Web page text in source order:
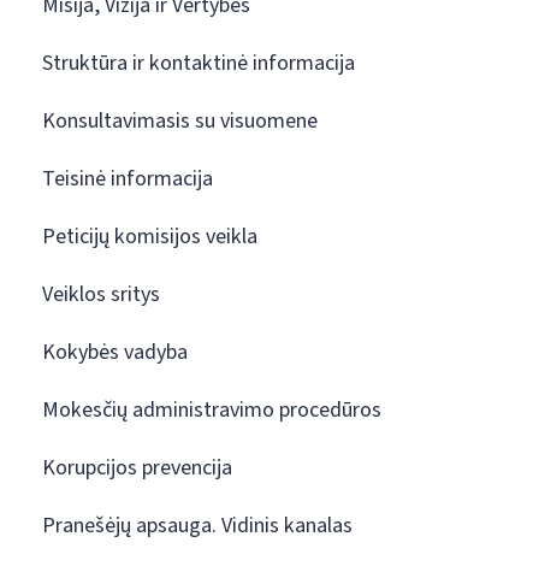
Struktūra ir kontaktinė informacija
Konsultavimasis su visuomene
Teisinė informacija
Peticijų komisijos veikla
Veiklos sritys
Kokybės vadyba
Mokesčių administravimo procedūros
Korupcijos prevencija
Pranešėjų apsauga. Vidinis kanalas